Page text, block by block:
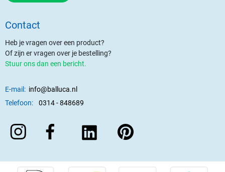
Contact
Heb je vragen over een product?
Of zijn er vragen over je bestelling?
Stuur ons dan een bericht.
E-mail: info@balluca.nl
Telefoon:
0314 - 848689